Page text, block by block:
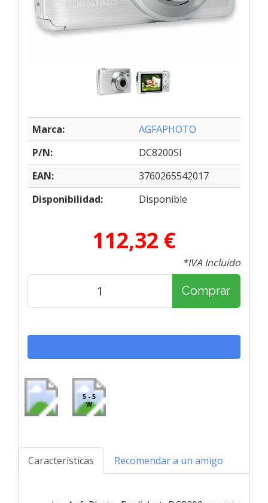
Marca:
AGFAPHOTO
P/N:
DC8200SI
EAN:
3760265542017
Disponibilidad:
Disponible
112,32 €
*IVA Incluido
Comprar
5 - 5
W
Características Recomendar a un amigo